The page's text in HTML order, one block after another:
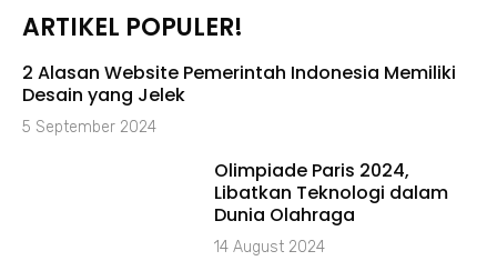
ARTIKEL POPULER!
2 Alasan Website Pemerintah Indonesia Memiliki
Desain yang Jelek
5 September 2024
Olimpiade Paris 2024,
Libatkan Teknologi dalam
Dunia Olahraga
14 August 2024